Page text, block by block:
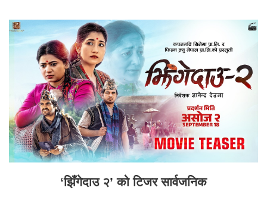
‘झिँगेदाउ २’ को टिजर सार्वजनिक